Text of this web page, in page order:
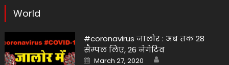
World
#coronavirus जालोर : अब तक 28
सैम्पल लिए, 26 नेगेटिव
Posted
March 27, 2020